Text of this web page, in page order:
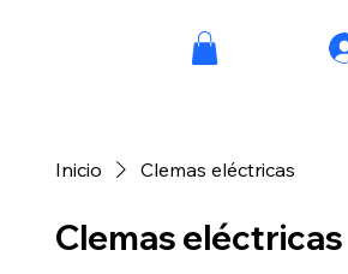
Inicio Clemas eléctricas
Clemas eléctricas